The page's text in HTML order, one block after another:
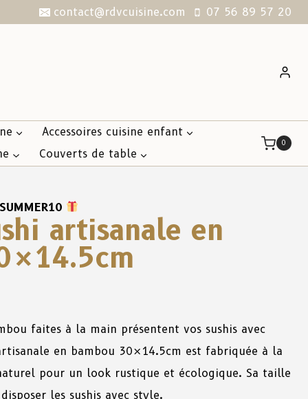
contact@rdvcuisine.com 07 56 89 57 20
Accessoires cuisine enfant
Couverts de table
0
SUMMER10
artisanale en
faites à la main présentent vos sushis avec
en bambou 30×14.5cm est fabriquée à la
pour un look rustique et écologique. Sa taille
disposer les sushis avec style.